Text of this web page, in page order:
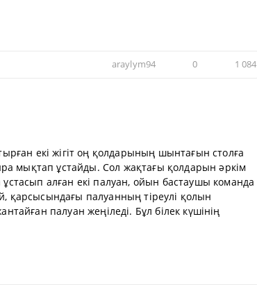
araylym94 0 1 084
екі жігіт оң қолдарының шынтағын столға
мықтап ұстайды. Сол жақтағы қолдарын әркім
алған екі палуан, ойын бастаушы команда
қарсысындағы палуанның тіреулі қолын
палуан жеңіледі. Бұл білек күшінің